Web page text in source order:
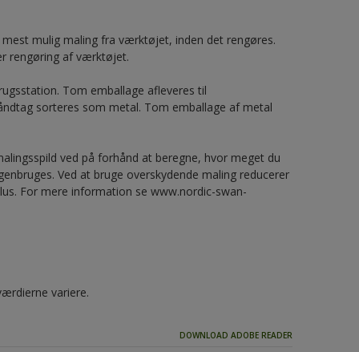
mulig maling fra værktøjet, inden det rengøres.
rengøring af værktøjet.
Tom emballage afleveres til
sorteres som metal. Tom emballage af metal
ved på forhånd at beregne, hvor meget du
Ved at bruge overskydende maling reducerer
For mere information se www.nordic-swan-
variere.
DOWNLOAD ADOBE READER